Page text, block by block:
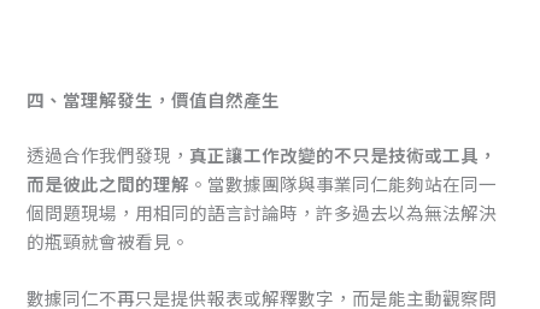
四、當理解發生，價值自然產生
透過合作我們發現， 真正讓工作改變的不只是技術或工具，
而是彼此之間的理解 。當數據團隊與事業同仁能夠站在同一
個問題現場，用相同的語言討論時，許多過去以為無法解決
的瓶頸就會被看見。
數據同仁不再只是提供報表或解釋數字，而是能主動觀察問